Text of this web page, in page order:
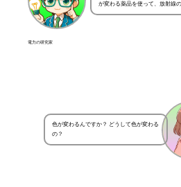
電力の研究家
が変わる薬品を使って、放射線
色が変わるんですか？ どうして色が変わる
の？